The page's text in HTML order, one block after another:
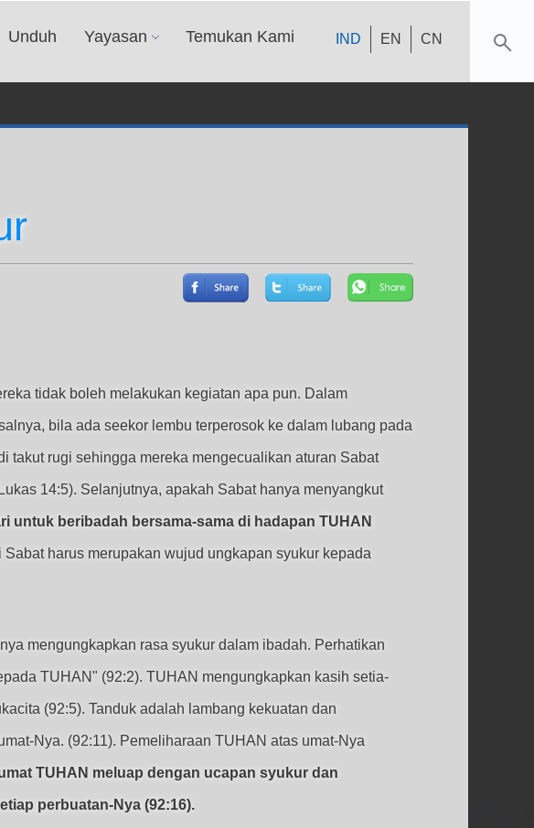
IND EN CN
Unduh Yayasan Temukan Kami
tidak boleh melakukan kegiatan apa pun. Dalam
bila ada seekor lembu terperosok ke dalam lubang pada
takut rugi sehingga mereka mengecualikan aturan Sabat
14:5). Selanjutnya, apakah Sabat hanya menyangkut
untuk beribadah bersama-sama di hadapan TUHAN
harus merupakan wujud ungkapan syukur kepada
mengungkapkan rasa syukur dalam ibadah. Perhatikan
TUHAN" (92:2). TUHAN mengungkapkan kasih setia-
(92:5). Tanduk adalah lambang kekuatan dan
Nya. (92:11). Pemeliharaan TUHAN atas umat-Nya
TUHAN meluap dengan ucapan syukur dan
perbuatan-Nya (92:16).